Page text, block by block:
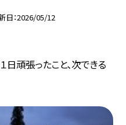
日 2026/05/12
頑張ったこと、次できる